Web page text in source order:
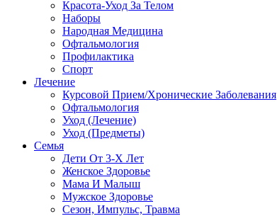
Красота-Уход За Телом
Наборы
Народная Медицина
Офтальмология
Профилактика
Спорт
Лечение
Курсовой Прием/Хронические Заболевания
Офтальмология
Уход (Лечение)
Уход (Предметы)
Семья
Дети От 3-Х Лет
Женское Здоровье
Мама И Малыш
Мужское Здоровье
Сезон, Импульс, Травма